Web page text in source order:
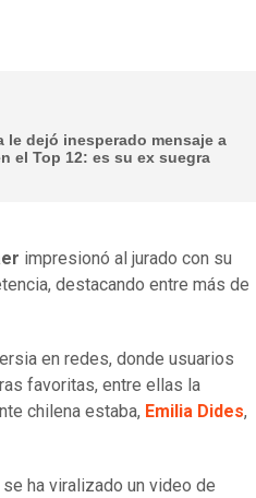
le dejó inesperado mensaje a
el Top 12: es su ex suegra
impresionó al jurado con su
destacando entre más de
en redes, donde usuarios
favoritas, entre ellas la
chilena estaba, Emilia Dides,
ha viralizado un video de